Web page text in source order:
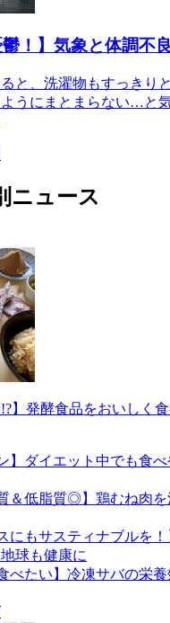
鬱！】気象と体調不
と、洗濯物もすっきり
うにまとまらない…と
ニュース
!?】発酵食品をおいしく
】ダイエット中でも食
＆低脂質◎】鶏むね肉
にもサスティナブルを
球も健康に
べたい】冷凍サバの栄